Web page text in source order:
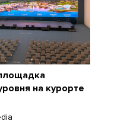
на курорте